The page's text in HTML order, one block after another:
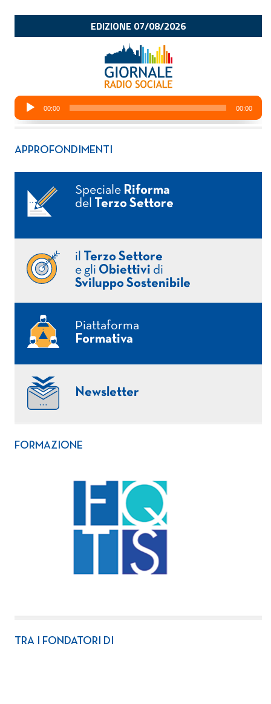
APPROFONDIMENTI
Speciale Riforma
del
Terzo Settore
il
Terzo Settore
e gli Obiettivi di
Sviluppo Sostenibile
Piattaforma
Formativa
Newsletter
FORMAZIONE
TRA I FONDATORI DI